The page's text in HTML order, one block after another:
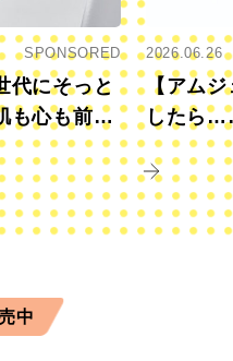
SPONSORED
代にそっと
も心も前向
2026.06.26
【アムジ
したら
すか？
中